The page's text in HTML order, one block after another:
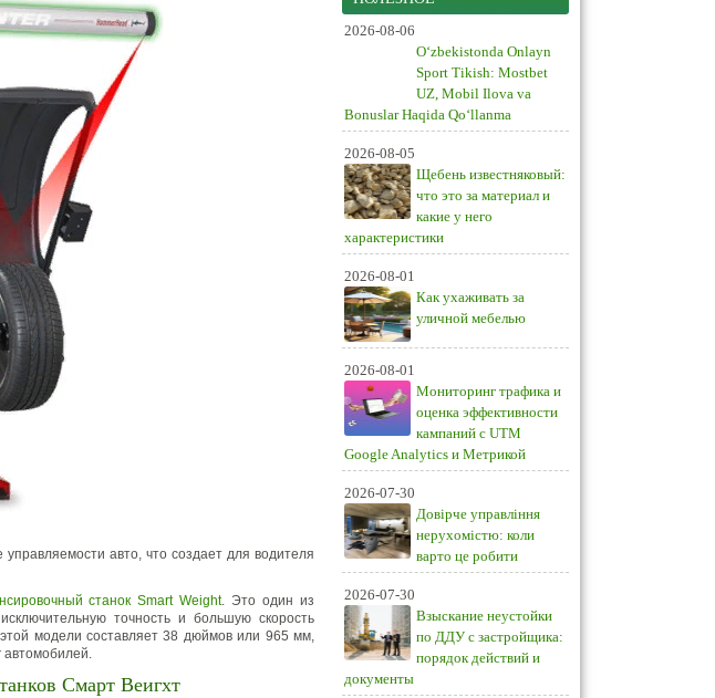
авто, что создает для водителя
станок Smart Weight. Это один из
точность и большую скорость
модели составляет 38 дюймов или 965 мм,
автомобилей.
Смарт Веигхт
2026-08-06
O‘zbekistonda Onlayn
Sport Tikish: Mostbet
UZ, Mobil Ilova va
Bonuslar Haqida Qo‘llanma
2026-08-05
Щебень известняковый:
что это за материал и
какие у него
характеристики
2026-08-01
Как ухаживать за
уличной мебелью
2026-08-01
Мониторинг трафика и
оценка эффективности
кампаний с UTM
Google Analytics и Метрикой
2026-07-30
Довірче управління
нерухомістю: коли
варто це робити
2026-07-30
Взыскание неустойки
по ДДУ с застройщика:
порядок действий и
документы